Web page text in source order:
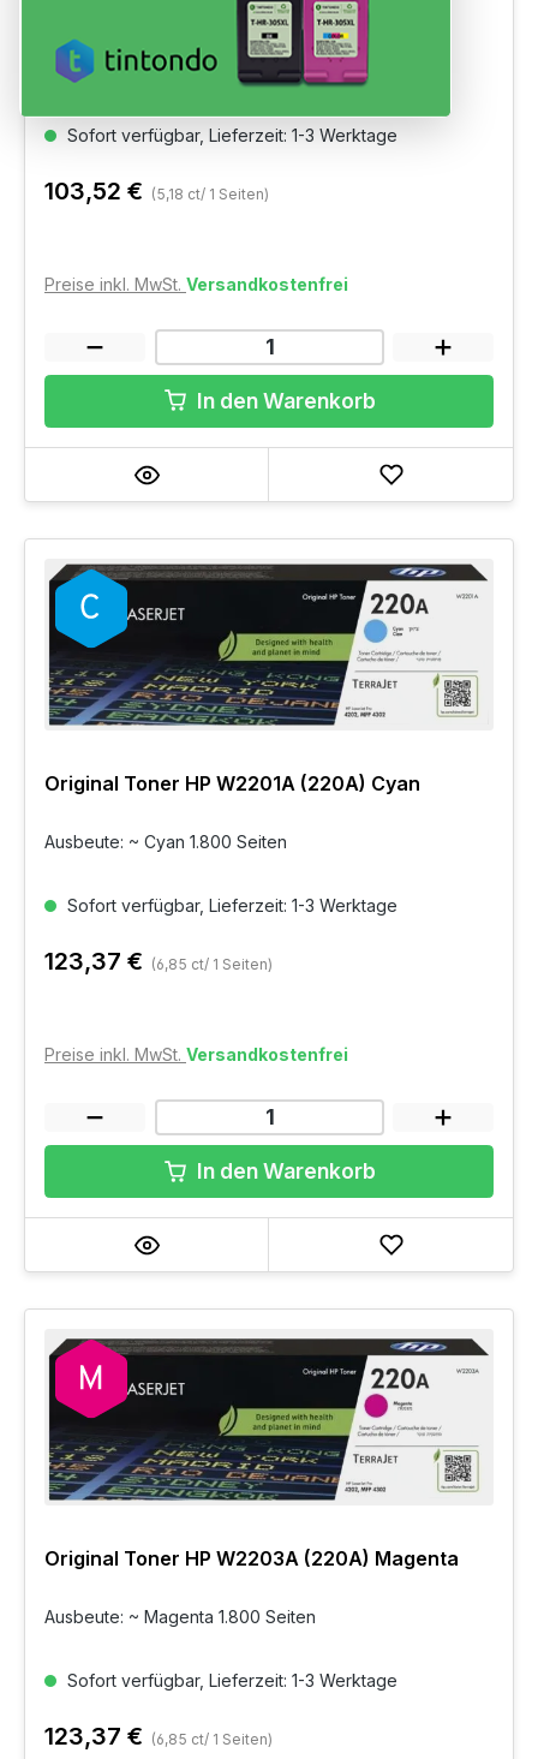
Original Toner HP W2200A (220A) Black
Ausbeute: ~ Black 2.000 Seiten
Sofort verfügbar, Lieferzeit: 1-3 Werktage
103,52 € (5,18 ct/ 1 Seiten)
Preise inkl. MwSt. Versandkostenfrei
In den Warenkorb
Original Toner HP W2201A (220A) Cyan
Ausbeute: ~ Cyan 1.800 Seiten
Sofort verfügbar, Lieferzeit: 1-3 Werktage
123,37 € (6,85 ct/ 1 Seiten)
Preise inkl. MwSt. Versandkostenfrei
In den Warenkorb
Original Toner HP W2203A (220A) Magenta
Ausbeute: ~ Magenta 1.800 Seiten
Sofort verfügbar, Lieferzeit: 1-3 Werktage
123,37 € (6,85 ct/ 1 Seiten)